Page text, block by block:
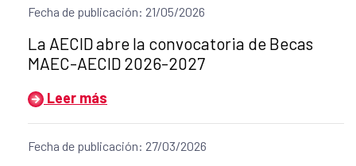
Fecha de publicación: 21/05/2026
Título del anuncio:
La AECID abre la convocatoria de Becas
MAEC-AECID 2026-2027
Leer más
Fecha de publicación: 27/03/2026